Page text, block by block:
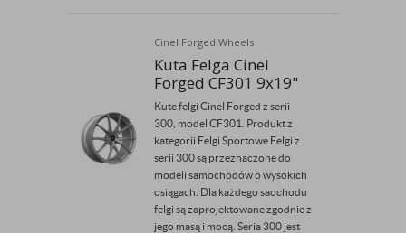
Cinel Forged Wheels
Kuta Felga Cinel
Forged CF301 9x19"
Kute felgi Cinel Forged z serii
300, model CF301. Produkt z
kategorii Felgi Sportowe Felgi z
serii 300 są przeznaczone do
modeli samochodów o wysokich
osiągach. Dla każdego saochodu
felgi są zaprojektowane zgodnie z
jego masą i mocą. Seria 300 jest